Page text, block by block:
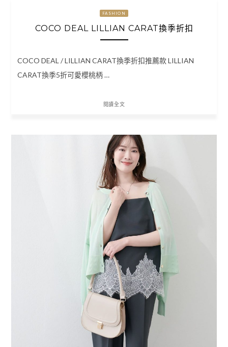
FASHION
COCO DEAL LILLIAN CARAT換季折扣
COCO DEAL / LILLIAN CARAT換季折扣推薦款 LILLIAN
CARAT換季5折可愛櫻桃柄 …
閱讀全文